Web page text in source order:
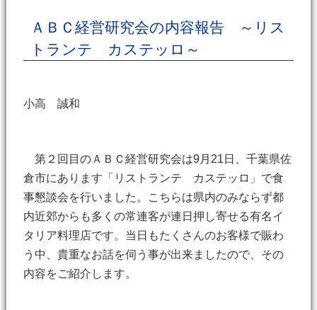
ＡＢＣ経営研究会の内容報告 ～リス
トランテ カステッロ～
小高 誠和
第２回目のＡＢＣ経営研究会は9月21日、千葉県佐
倉市にあります「リストランテ カステッロ」で食
事懇談会を行いました。こちらは県内のみならず都
内近郊からも多くの常連客が連日押し寄せる有名イ
タリア料理店です。当日もたくさんのお客様で賑わ
う中、貴重なお話を伺う事が出来ましたので、その
内容をご紹介します。